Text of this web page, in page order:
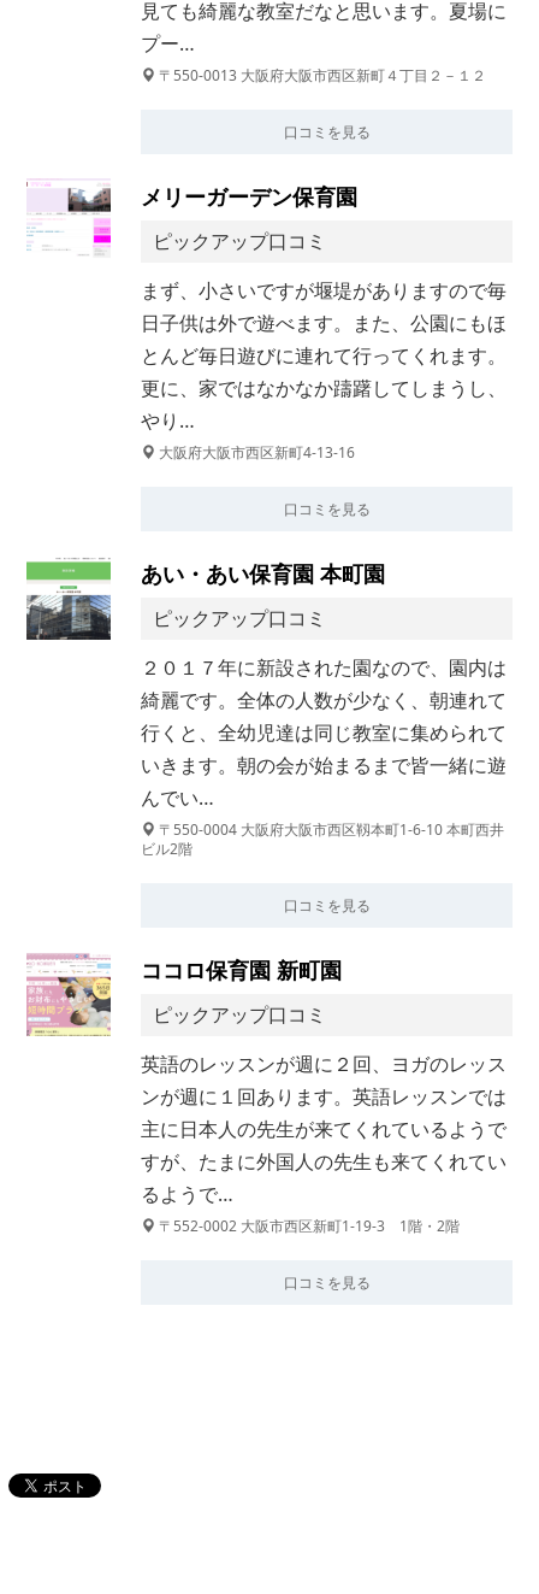
見ても綺麗な教室だなと思います。夏場に
プー…
〒550-0013 大阪府大阪市西区新町４丁目２－１２
口コミを見る
メリーガーデン保育園
ピックアップ口コミ
まず、小さいですが堰堤がありますので毎
日子供は外で遊べます。また、公園にもほ
とんど毎日遊びに連れて行ってくれます。
更に、家ではなかなか躊躇してしまうし、
やり…
大阪府大阪市西区新町4-13-16
口コミを見る
あい・あい保育園 本町園
ピックアップ口コミ
２０１７年に新設された園なので、園内は
綺麗です。全体の人数が少なく、朝連れて
行くと、全幼児達は同じ教室に集められて
いきます。朝の会が始まるまで皆一緒に遊
んでい…
〒550-0004 大阪府大阪市西区靱本町1-6-10 本町西井
ビル2階
口コミを見る
ココロ保育園 新町園
ピックアップ口コミ
英語のレッスンが週に２回、ヨガのレッス
ンが週に１回あります。英語レッスンでは
主に日本人の先生が来てくれているようで
すが、たまに外国人の先生も来てくれてい
るようで…
〒552-0002 大阪市西区新町1-19-3 1階・2階
口コミを見る